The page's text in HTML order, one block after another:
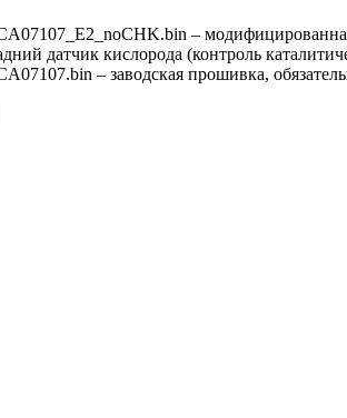
–
датчик кислорода (контроль
– заводская прошивка,